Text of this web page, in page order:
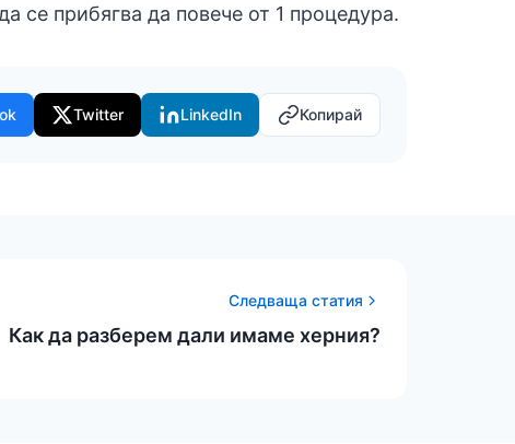
се прибягва да повече от 1 процедура.
Twitter LinkedIn Копирай
Следваща статия
Как да разберем дали имаме херния?